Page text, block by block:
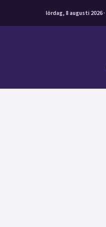
lördag, 8 augusti 2026 ·